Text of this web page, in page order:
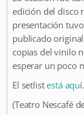
edición del disco
presentación
publicado
copias del vinilo
esperar un poco
El setlistestá aquí.
(Teatro Nescafé